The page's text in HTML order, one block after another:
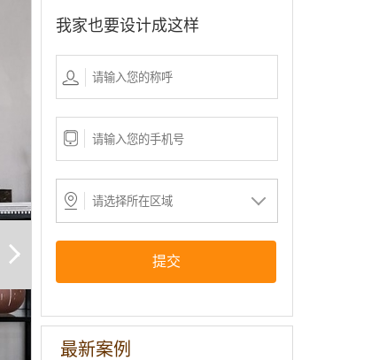
我家也要设计成这样
提交
最新案例
2室2厅，清新
生活
放客餐厨、步
小吧台…牛油